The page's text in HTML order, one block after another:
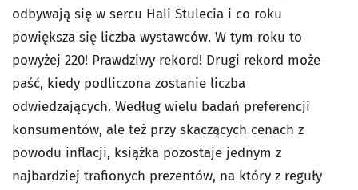
odbywają się w sercu Hali Stulecia i co roku
powiększa się liczba wystawców. W tym roku to
powyżej 220! Prawdziwy rekord! Drugi rekord może
paść, kiedy podliczona zostanie liczba
odwiedzających. Według wielu badań preferencji
konsumentów, ale też przy skaczących cenach z
powodu inflacji, książka pozostaje jednym z
najbardziej trafionych prezentów, na który z reguły